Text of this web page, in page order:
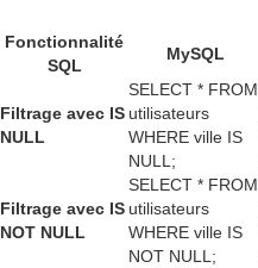
Fonctionnalité
SQL
MySQL
Filtrage avec IS
NULL
SELECT * FROM
utilisateurs
WHERE ville IS
NULL;
Filtrage avec IS
NOT NULL
SELECT * FROM
utilisateurs
WHERE ville IS
NOT NULL;